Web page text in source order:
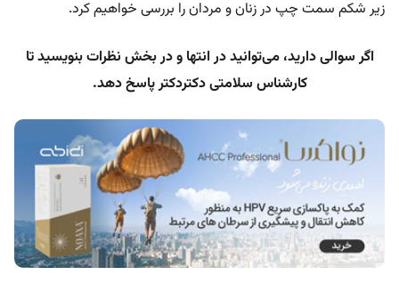
زیر شکم سمت چپ در زنان و مردان را بررسی خواهیم کرد.
اگر سوالی دارید، می‌توانید در انتها و در بخش نظرات بنویسید تا
کارشناس سلامتی دکتردکتر پاسخ دهد.